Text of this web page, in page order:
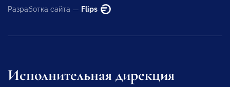
Разработка сайта — Flips
Исполнительная дирекция